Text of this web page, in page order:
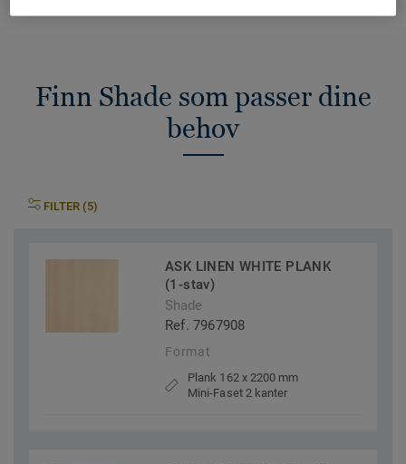
Finn Shade som passer dine
behov
FILTER (5)
ASK LINEN WHITE PLANK
(1-stav)
Shade
Ref. 7967908
Format
Plank 162 x 2200 mm
Mini-Faset 2 kanter